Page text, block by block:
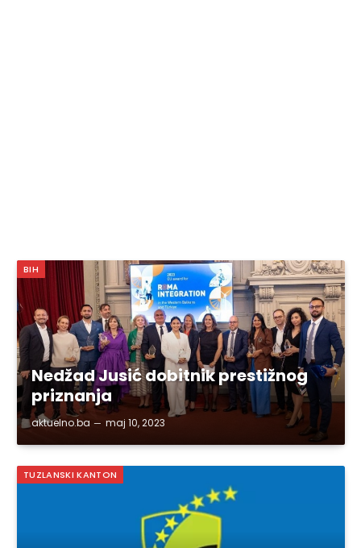
BIH
Nedžad Jusić dobitnik prestižnog
priznanja
aktuelno.ba maj 10, 2023
TUZLANSKI KANTON